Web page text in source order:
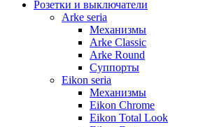
Розетки и выключатели
Arke seria
Механизмы
Arke Classic
Arke Round
Суппорты
Eikon seria
Механизмы
Eikon Chrome
Eikon Total Look